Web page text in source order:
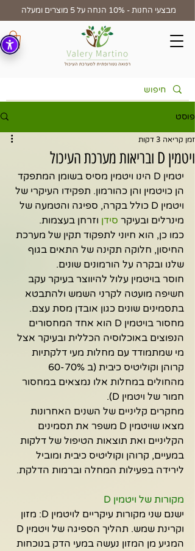
מבצעי החנות - 10% הנחה על 5 מוצרים ומעלה
פוסט
ויטמין D ובריאות מערכת העיכול
זמן קריאה 3 דקות
יטמין D הינו ויטמין מסיס בשומן המתפקד
הן כויטמין והן כהורמון. תפקידו העיקרי של
ויטמין D כולל בקרה, ספיגה והטמעה של
מינרלים ובעיקר סידן וזרחן בעצמות.
כמו כן, הוא חיוני לתפקוד תקין של מערכת
החיסון, חלוקה תקינה של התאים בגוף
שלנו ובקרה על הורמונים שונים.
חוסר בויטמין עלול להיווצר בעיקר עקב
חשיפה מועטה לקרני השמש ולהתבטא
בתסמינים שונים כגון אובדן מסת עצם.
מחסור בויטמין D הוא אחד המחסורים
הנפוצים באוכלוסיה הכללית ובעיקר אצל
מי שמתמודד עם מחלות מעי דלקתיות
מהחולים במחלות אלו נמצאים במחסור
חמור של ויטמין D).
מחקרים קליניים של השנים האחרונות
מצאו שויטמין D משפר את תסמינים
הקליניים ואת תוצאות הטיפול של דלקות
במעיים, קרוהן וקוליטיס כיבית ומוביל
לירידה בפעילות המחלה וברמות הדלקת.
מקורות של ויטמין D
ישנם שני מקורות עיקריים לויטמין D: מזון
המגיע מן המזון נעשה במעי הדק בנוכחות